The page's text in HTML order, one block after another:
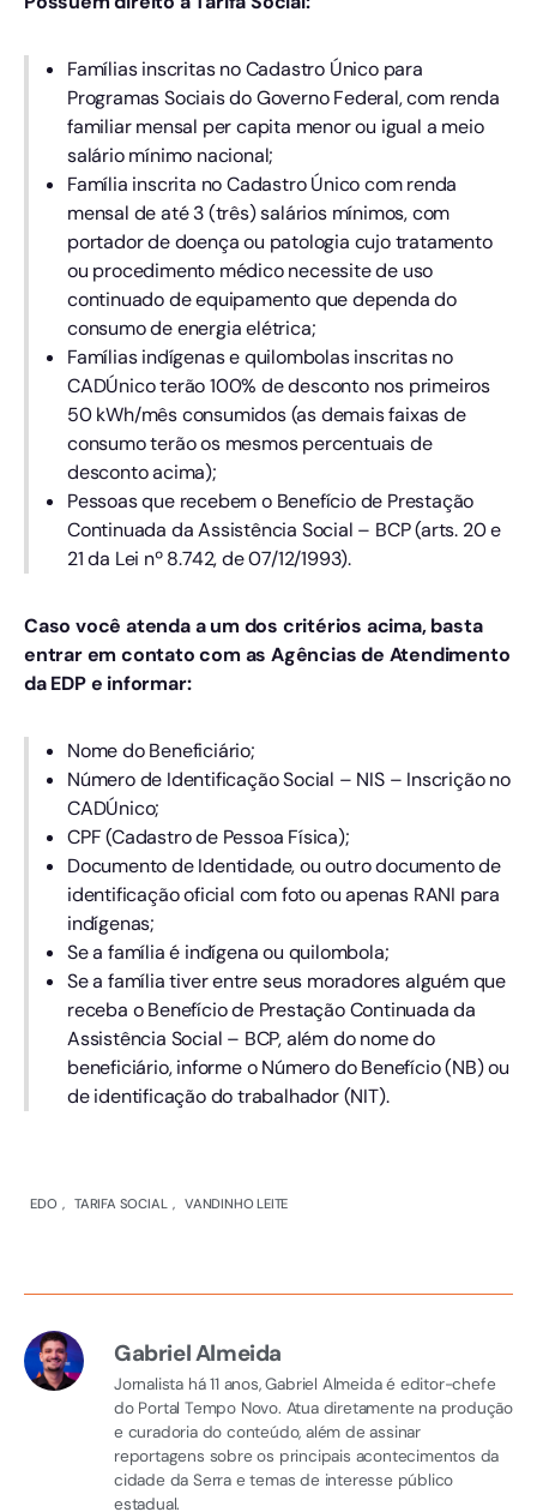
Famílias inscritas no Cadastro Único para
Programas Sociais do Governo Federal, com renda
familiar mensal per capita menor ou igual a meio
salário mínimo nacional;
Família inscrita no Cadastro Único com renda
mensal de até 3 (três) salários mínimos, com
portador de doença ou patologia cujo tratamento
ou procedimento médico necessite de uso
continuado de equipamento que dependa do
consumo de energia elétrica;
Famílias indígenas e quilombolas inscritas no
CADÚnico terão 100% de desconto nos primeiros
50 kWh/mês consumidos (as demais faixas de
consumo terão os mesmos percentuais de
desconto acima);
Pessoas que recebem o Benefício de Prestação
Continuada da Assistência Social – BCP (arts. 20 e
21 da Lei nº 8.742, de 07/12/1993).
Caso você atenda a um dos critérios acima, basta
entrar em contato com as Agências de Atendimento
da EDP e informar:
​Nome do Beneficiário;
Número de Identificação Social – NIS – Inscrição no
CADÚnico;
CPF (Cadastro de Pessoa Física);
Documento de Identidade, ou outro documento de
identificação oficial com foto ou apenas RANI para
indígenas;
Se a família é indígena ou quilombola;
Se a família tiver entre seus moradores alguém que
receba o Benefício de Prestação Continuada da
Assistência Social – BCP, além do nome do
beneficiário, informe o Número do Benefício (NB) ou
de identificação do trabalhador (NIT).
EDO , TARIFA SOCIAL , VANDINHO LEITE
Gabriel Almeida
Jornalista há 11 anos, Gabriel Almeida é editor-chefe
do Portal Tempo Novo. Atua diretamente na produção
e curadoria do conteúdo, além de assinar
reportagens sobre os principais acontecimentos da
cidade da Serra e temas de interesse público
estadual.